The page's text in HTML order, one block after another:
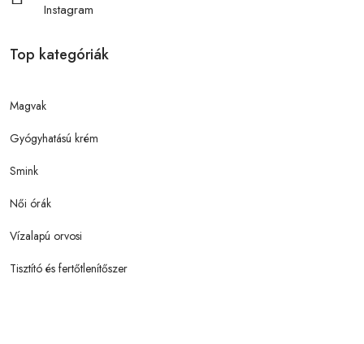
Instagram
Top kategóriák
Magvak
Gyógyhatású krém
Smink
Női órák
Vízalapú orvosi
Tisztító és fertőtlenítőszer